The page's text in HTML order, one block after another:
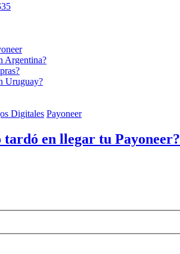
Argentina?
Uruguay?
Digitales Payoneer
en llegar tu Payoneer?